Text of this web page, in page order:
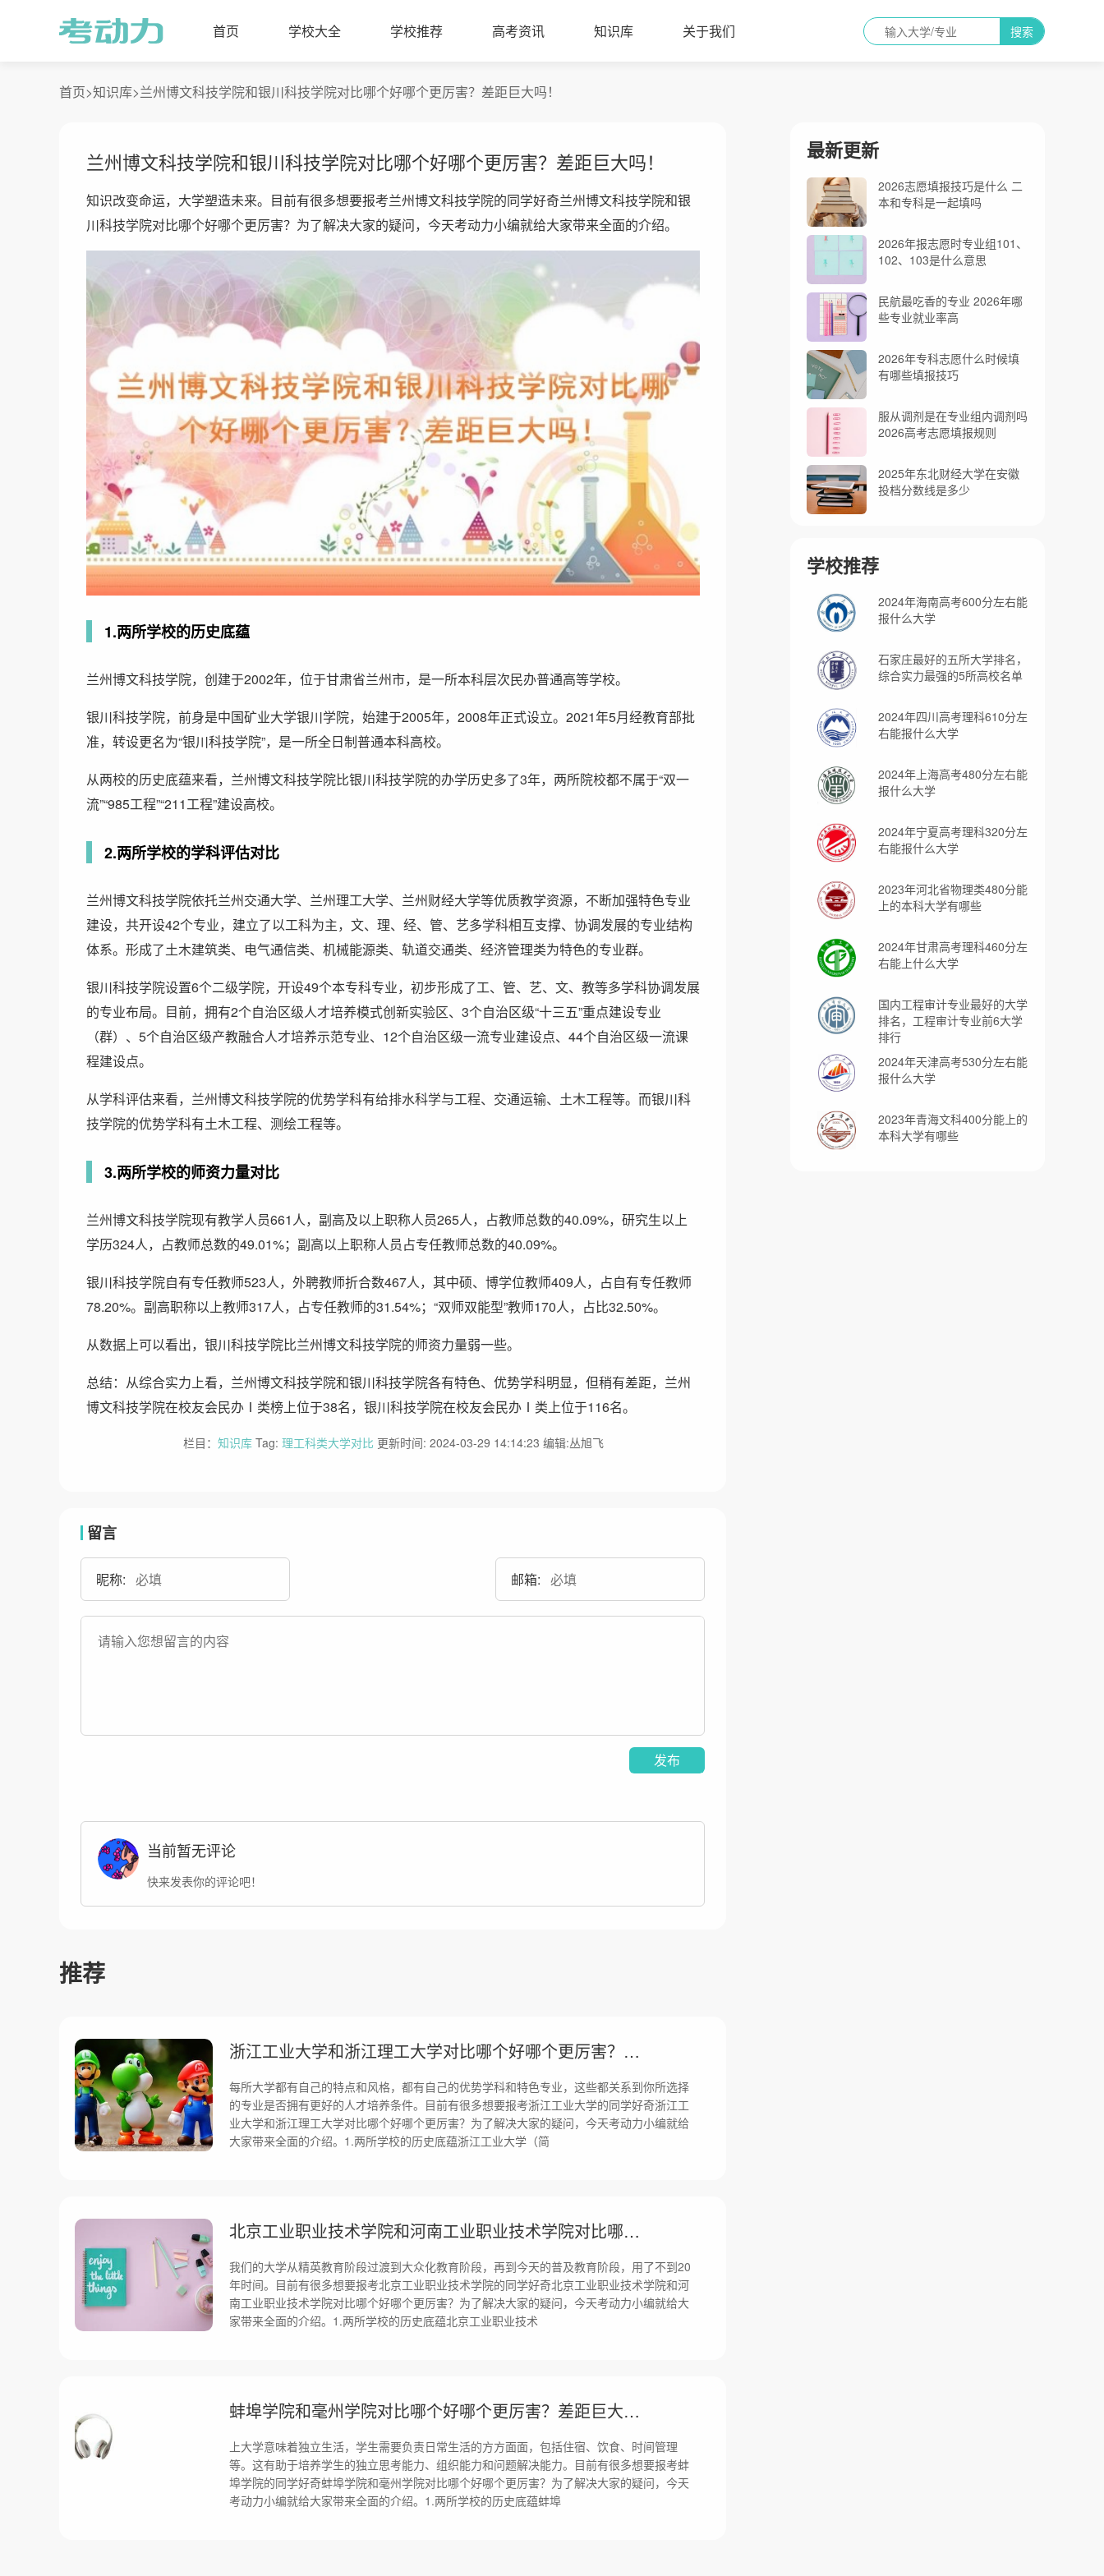
首页 学校大全 学校推荐 高考资讯 知识库 关于我们 搜索
首页>知识库>兰州博文科技学院和银川科技学院对比哪个好哪个更厉害？差距巨大吗！
兰州博文科技学院和银川科技学院对比哪个好哪个更厉害？差距巨大吗！
知识改变命运，大学塑造未来。目前有很多想要报考兰州博文科技学院的同学好奇兰州博文科技学院和银
川科技学院对比哪个好哪个更厉害？为了解决大家的疑问，今天考动力小编就给大家带来全面的介绍。
1.两所学校的历史底蕴
兰州博文科技学院，创建于2002年，位于甘肃省兰州市，是一所本科层次民办普通高等学校。
银川科技学院，前身是中国矿业大学银川学院，始建于2005年，2008年正式设立。2021年5月经教育部批
准，转设更名为“银川科技学院”，是一所全日制普通本科高校。
从两校的历史底蕴来看，兰州博文科技学院比银川科技学院的办学历史多了3年，两所院校都不属于“双一
流”“985工程”“211工程”建设高校。
2.两所学校的学科评估对比
兰州博文科技学院依托兰州交通大学、兰州理工大学、兰州财经大学等优质教学资源，不断加强特色专业
建设，共开设42个专业，建立了以工科为主，文、理、经、管、艺多学科相互支撑、协调发展的专业结构
体系。形成了土木建筑类、电气通信类、机械能源类、轨道交通类、经济管理类为特色的专业群。
银川科技学院设置6个二级学院，开设49个本专科专业，初步形成了工、管、艺、文、教等多学科协调发展
的专业布局。目前，拥有2个自治区级人才培养模式创新实验区、3个自治区级“十三五”重点建设专业
（群）、5个自治区级产教融合人才培养示范专业、12个自治区级一流专业建设点、44个自治区级一流课
程建设点。
从学科评估来看，兰州博文科技学院的优势学科有给排水科学与工程、交通运输、土木工程等。而银川科
技学院的优势学科有土木工程、测绘工程等。
3.两所学校的师资力量对比
兰州博文科技学院现有教学人员661人，副高及以上职称人员265人，占教师总数的40.09%，研究生以上
学历324人，占教师总数的49.01%；副高以上职称人员占专任教师总数的40.09%。
银川科技学院自有专任教师523人，外聘教师折合数467人，其中硕、博学位教师409人，占自有专任教师
78.20%。副高职称以上教师317人，占专任教师的31.54%；“双师双能型”教师170人，占比32.50%。
从数据上可以看出，银川科技学院比兰州博文科技学院的师资力量弱一些。
总结：从综合实力上看，兰州博文科技学院和银川科技学院各有特色、优势学科明显，但稍有差距，兰州
博文科技学院在校友会民办Ⅰ类榜上位于38名，银川科技学院在校友会民办Ⅰ类上位于116名。
栏目： 知识库Tag: 理工科类大学对比 更新时间: 2024-03-29 14:14:23 编辑:丛旭飞
留言
昵称: 邮箱:
发布
当前暂无评论
快来发表你的评论吧！
推荐
浙江工业大学和浙江理工大学对比哪个好哪个更厉害？差距巨大吗！
每所大学都有自己的特点和风格，都有自己的优势学科和特色专业，这些都关系到你所选择
的专业是否拥有更好的人才培养条件。目前有很多想要报考浙江工业大学的同学好奇浙江工
业大学和浙江理工大学对比哪个好哪个更厉害？为了解决大家的疑问，今天考动力小编就给
大家带来全面的介绍。1.两所学校的历史底蕴浙江工业大学（简
北京工业职业技术学院和河南工业职业技术学院对比哪个好哪个更厉害？差距巨大吗！
我们的大学从精英教育阶段过渡到大众化教育阶段，再到今天的普及教育阶段，用了不到20
年时间。目前有很多想要报考北京工业职业技术学院的同学好奇北京工业职业技术学院和河
南工业职业技术学院对比哪个好哪个更厉害？为了解决大家的疑问，今天考动力小编就给大
家带来全面的介绍。1.两所学校的历史底蕴北京工业职业技术
蚌埠学院和毫州学院对比哪个好哪个更厉害？差距巨大吗！
上大学意味着独立生活，学生需要负责日常生活的方方面面，包括住宿、饮食、时间管理
等。这有助于培养学生的独立思考能力、组织能力和问题解决能力。目前有很多想要报考蚌
埠学院的同学好奇蚌埠学院和毫州学院对比哪个好哪个更厉害？为了解决大家的疑问，今天
考动力小编就给大家带来全面的介绍。1.两所学校的历史底蕴蚌埠
最新更新
2026志愿填报技巧是什么 二
本和专科是一起填吗
2026年报志愿时专业组101、
102、103是什么意思
民航最吃香的专业 2026年哪
些专业就业率高
2026年专科志愿什么时候填
有哪些填报技巧
服从调剂是在专业组内调剂吗
2026高考志愿填报规则
2025年东北财经大学在安徽
投档分数线是多少
学校推荐
2024年海南高考600分左右能
报什么大学
石家庄最好的五所大学排名，
综合实力最强的5所高校名单
2024年四川高考理科610分左
右能报什么大学
2024年上海高考480分左右能
报什么大学
2024年宁夏高考理科320分左
右能报什么大学
2023年河北省物理类480分能
上的本科大学有哪些
2024年甘肃高考理科460分左
右能上什么大学
国内工程审计专业最好的大学
排名，工程审计专业前6大学
排行
2024年天津高考530分左右能
报什么大学
2023年青海文科400分能上的
本科大学有哪些